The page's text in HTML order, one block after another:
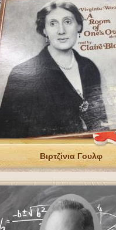
Βιρτζίνια Γουλφ